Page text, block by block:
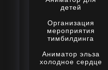
детей
Организация
мероприятия
тимбилдинга
Аниматор эльза
холодное сердце